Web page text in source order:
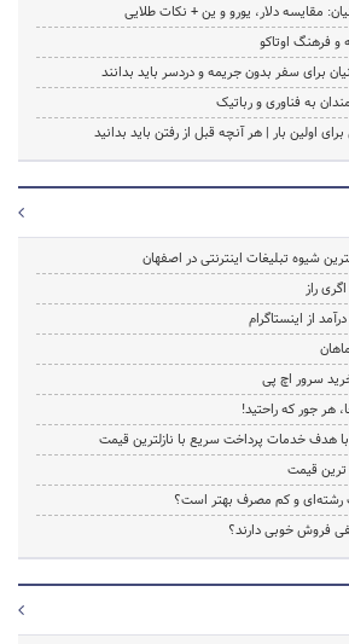
مقایسه دلار، یورو و ین + نکات طلایی
و فرهنگ اوتاکو
برای سفر بدون جریمه و دردسر باید بدانند
اولین بار | هر آنچه قبل از رفتن باید بدانید
شیوه تبلیغات اینترنتی در اصفهان
راز
از اینستاگرام
هر جور که راحتید!
هدف خدمات پرداخت سریع با نازلترین قیمت
ترین قیمت
رشته‌ای و کم مصرف بهتر است؟
فروش خوبی دارند؟